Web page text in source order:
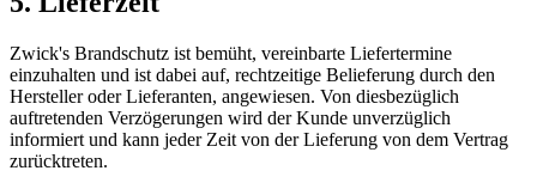
Zwick's Brandschutz ist bemüht, vereinbarte Liefertermine
einzuhalten und ist dabei auf, rechtzeitige Belieferung durch den
Hersteller oder Lieferanten, angewiesen. Von diesbezüglich
auftretenden Verzögerungen wird der Kunde unverzüglich
informiert und kann jeder Zeit von der Lieferung von dem Vertrag
zurücktreten.